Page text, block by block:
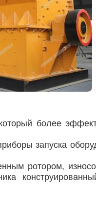
более
запуска
ротором,